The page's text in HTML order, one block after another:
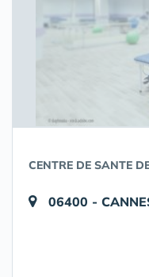
CENTRE DE SANTE
06400 -